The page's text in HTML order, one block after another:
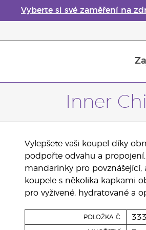
Vyberte si své zaměření na
Inner
Vylepšete vaši koupel díky
podpořte odvahu a propojení.
mandarinky pro povznášející,
koupele s několika kapkami
pro vyživené, hydratované a
POLOŽKA Č.